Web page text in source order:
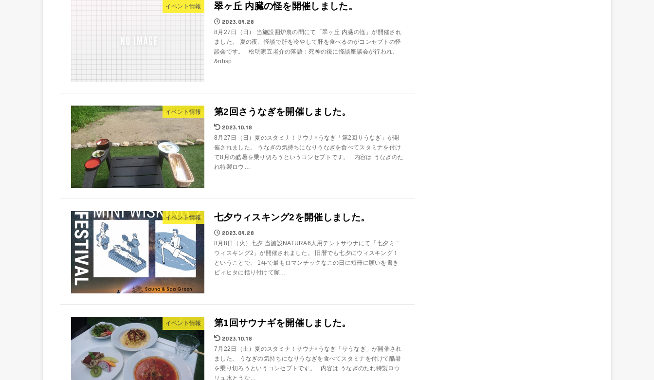
イベント情報 翠ヶ丘 内臓の怪を開催しました。
2023.09.28
8月27日（日） 当施設囲炉裏の間にて「翠ヶ丘 内臓の怪」が開催され
ました。 夏の夜、怪談で肝を冷やして肝を食べるのがコンセプトの怪
談会です。 松明家五老介の落語：死神の後に怪談座談会が行われ、
&nbsp…
イベント情報 第2回さうなぎを開催しました。
2023.10.18
8月27日（日）夏のスタミナ！サウナ×うなぎ「第2回サうなぎ」が開
催されました。 うなぎの気持ちになりうなぎを食べてスタミナを付け
て8月の酷暑を乗り切ろうというコンセプトです。 内容は うなぎのた
れ特製ロウ…
イベント情報 七夕ウィスキング2を開催しました。
2023.09.28
8月8日（火）七夕 当施設NATURA6人用テントサウナにて「七夕ミニ
ウィスキング2」が開催されました。 旧暦でも七夕にウィスキング！
ということで、 1年で最もロマンチックなこの日に短冊に願いを書き
ビィヒタに括り付けて願…
イベント情報 第1回サウナギを開催しました。
2023.10.18
7月22日（土）夏のスタミナ！サウナ×うなぎ「サうなぎ」が開催され
ました。 うなぎの気持ちになりうなぎを食べてスタミナを付けて酷暑
を乗り切ろうというコンセプトです。 内容は うなぎのたれ特製ロウ
リュ水とうな…